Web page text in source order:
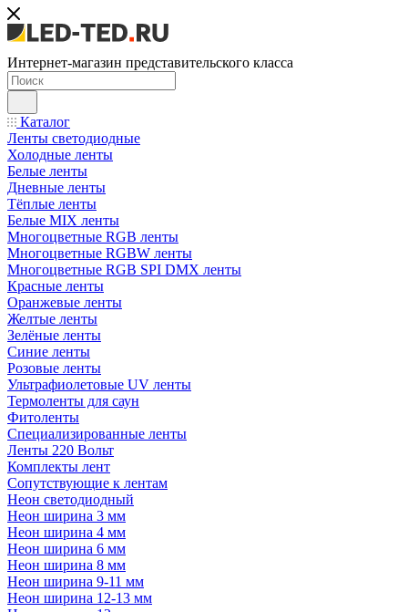
Интернет-магазин представительского класса
Каталог
Ленты светодиодные
Холодные ленты
Белые ленты
Дневные ленты
Тёплые ленты
Белые MIX ленты
Многоцветные RGB ленты
Многоцветные RGBW ленты
Многоцветные RGB SPI DMX ленты
Красные ленты
Оранжевые ленты
Желтые ленты
Зелёные ленты
Синие ленты
Розовые ленты
Ультрафиолетовые UV ленты
Термоленты для саун
Фитоленты
Специализированные ленты
Ленты 220 Вольт
Комплекты лент
Сопутствующие к лентам
Неон светодиодный
Неон ширина 3 мм
Неон ширина 4 мм
Неон ширина 6 мм
Неон ширина 8 мм
Неон ширина 9-11 мм
Неон ширина 12-13 мм